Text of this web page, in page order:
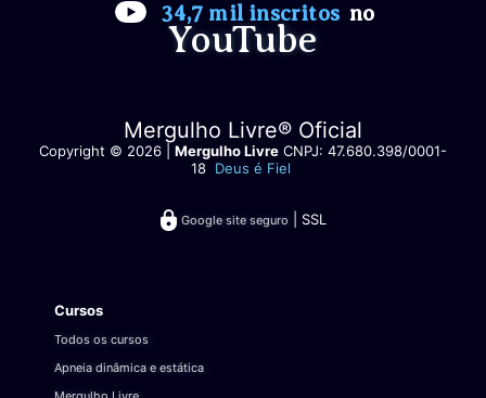
34,7 mil inscritos no
YouTube
Mergulho Livre® Oficial
Copyright © 2026 | Mergulho Livre CNPJ: 47.680.398/0001-
18 Deus é Fiel
Google site seguro | SSL
Cursos
Todos os cursos
Apneia dinâmica e estática